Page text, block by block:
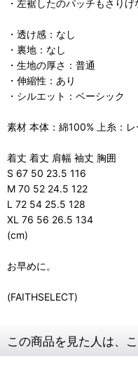
・左裾したのパッチもさりげ
・透け感：なし
・裏地：なし
・生地の厚さ：普通
・伸縮性：あり
・シルエット：ベーシック
素材 本体：綿100% 上糸：
着丈 着丈 肩幅 袖丈 胸囲
S 67 50 23.5 116
M 70 52 24.5 122
L 72 54 25.5 128
XL 76 56 26.5 134
(cm)
お早めに。
(FAITHSELECT)
この商品を見た人は、